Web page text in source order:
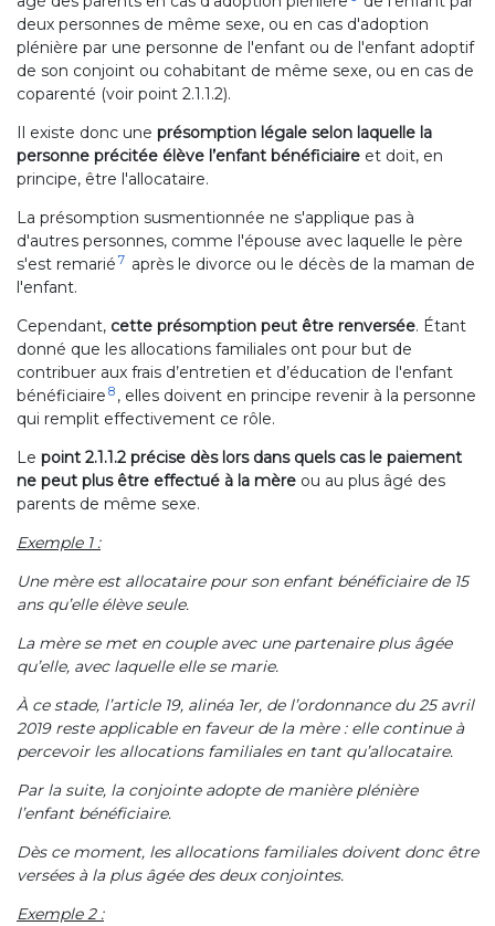
deux personnes de même sexe, ou en cas d'adoption
plénière par une personne de l'enfant ou de l'enfant adoptif
de son conjoint ou cohabitant de même sexe, ou en cas de
coparenté (voir point 2.1.1.2).
Il existe donc une présomption légale selon laquelle la
personne précitée élève l’enfant bénéficiaire et doit, en
principe, être l'allocataire.
La présomption susmentionnée ne s'applique pas à
d'autres personnes, comme l'épouse avec laquelle le père
s'est remarié 7 après le divorce ou le décès de la maman de
l'enfant.
Cependant, cette présomption peut être renversée. Étant
donné que les allocations familiales ont pour but de
contribuer aux frais d’entretien et d’éducation de l'enfant
bénéficiaire 8 , elles doivent en principe revenir à la personne
qui remplit effectivement ce rôle.
Le point 2.1.1.2 précise dès lors dans quels cas le paiement
ne peut plus être effectué à la mère ou au plus âgé des
parents de même sexe.
Exemple 1 :
Une mère est allocataire pour son enfant bénéficiaire de 15
ans qu’elle élève seule.
La mère se met en couple avec une partenaire plus âgée
qu’elle, avec laquelle elle se marie.
À ce stade, l’article 19, alinéa 1er, de l’ordonnance du 25 avril
2019 reste applicable en faveur de la mère : elle continue à
percevoir les allocations familiales en tant qu’allocataire.
Par la suite, la conjointe adopte de manière plénière
l’enfant bénéficiaire.
Dès ce moment, les allocations familiales doivent donc être
versées à la plus âgée des deux conjointes.
Exemple 2 :